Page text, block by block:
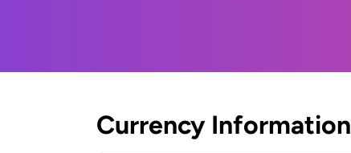
Currency Information